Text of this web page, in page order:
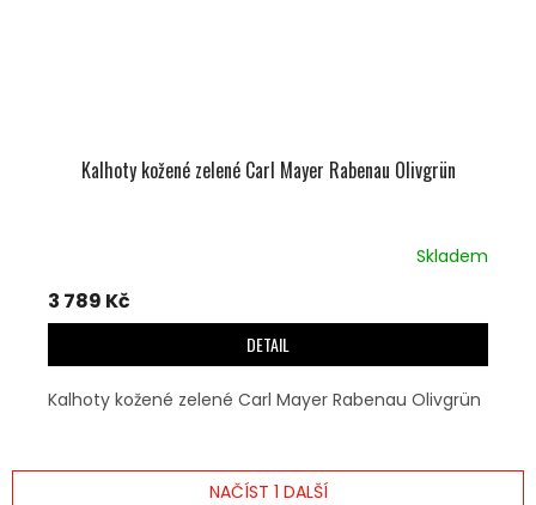
Kalhoty kožené zelené Carl Mayer Rabenau Olivgrün
Skladem
3 789 Kč
DETAIL
Kalhoty kožené zelené Carl Mayer Rabenau Olivgrün
NAČÍST 1 DALŠÍ